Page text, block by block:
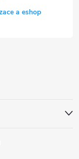
a eshop